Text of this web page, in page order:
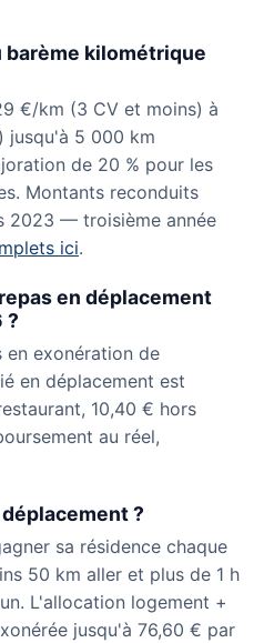
barème kilométrique
€/km (3 CV et moins) à
jusqu'à 5 000 km
de 20 % pour les
Montants reconduits
2023 — troisième année
ici.
en déplacement
?
en exonération de
en déplacement est
10,40 € hors
au réel,
?
sa résidence chaque
50 km aller et plus de 1 h
L'allocation logement +
jusqu'à 76,60 € par